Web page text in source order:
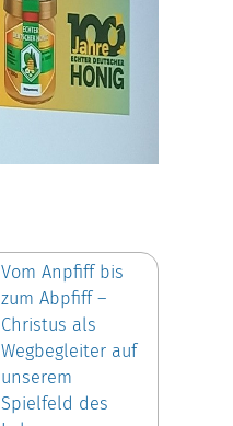
Vom Anpfiff bis
zum Abpfiff –
Christus als
Wegbegleiter auf
unserem
Spielfeld des